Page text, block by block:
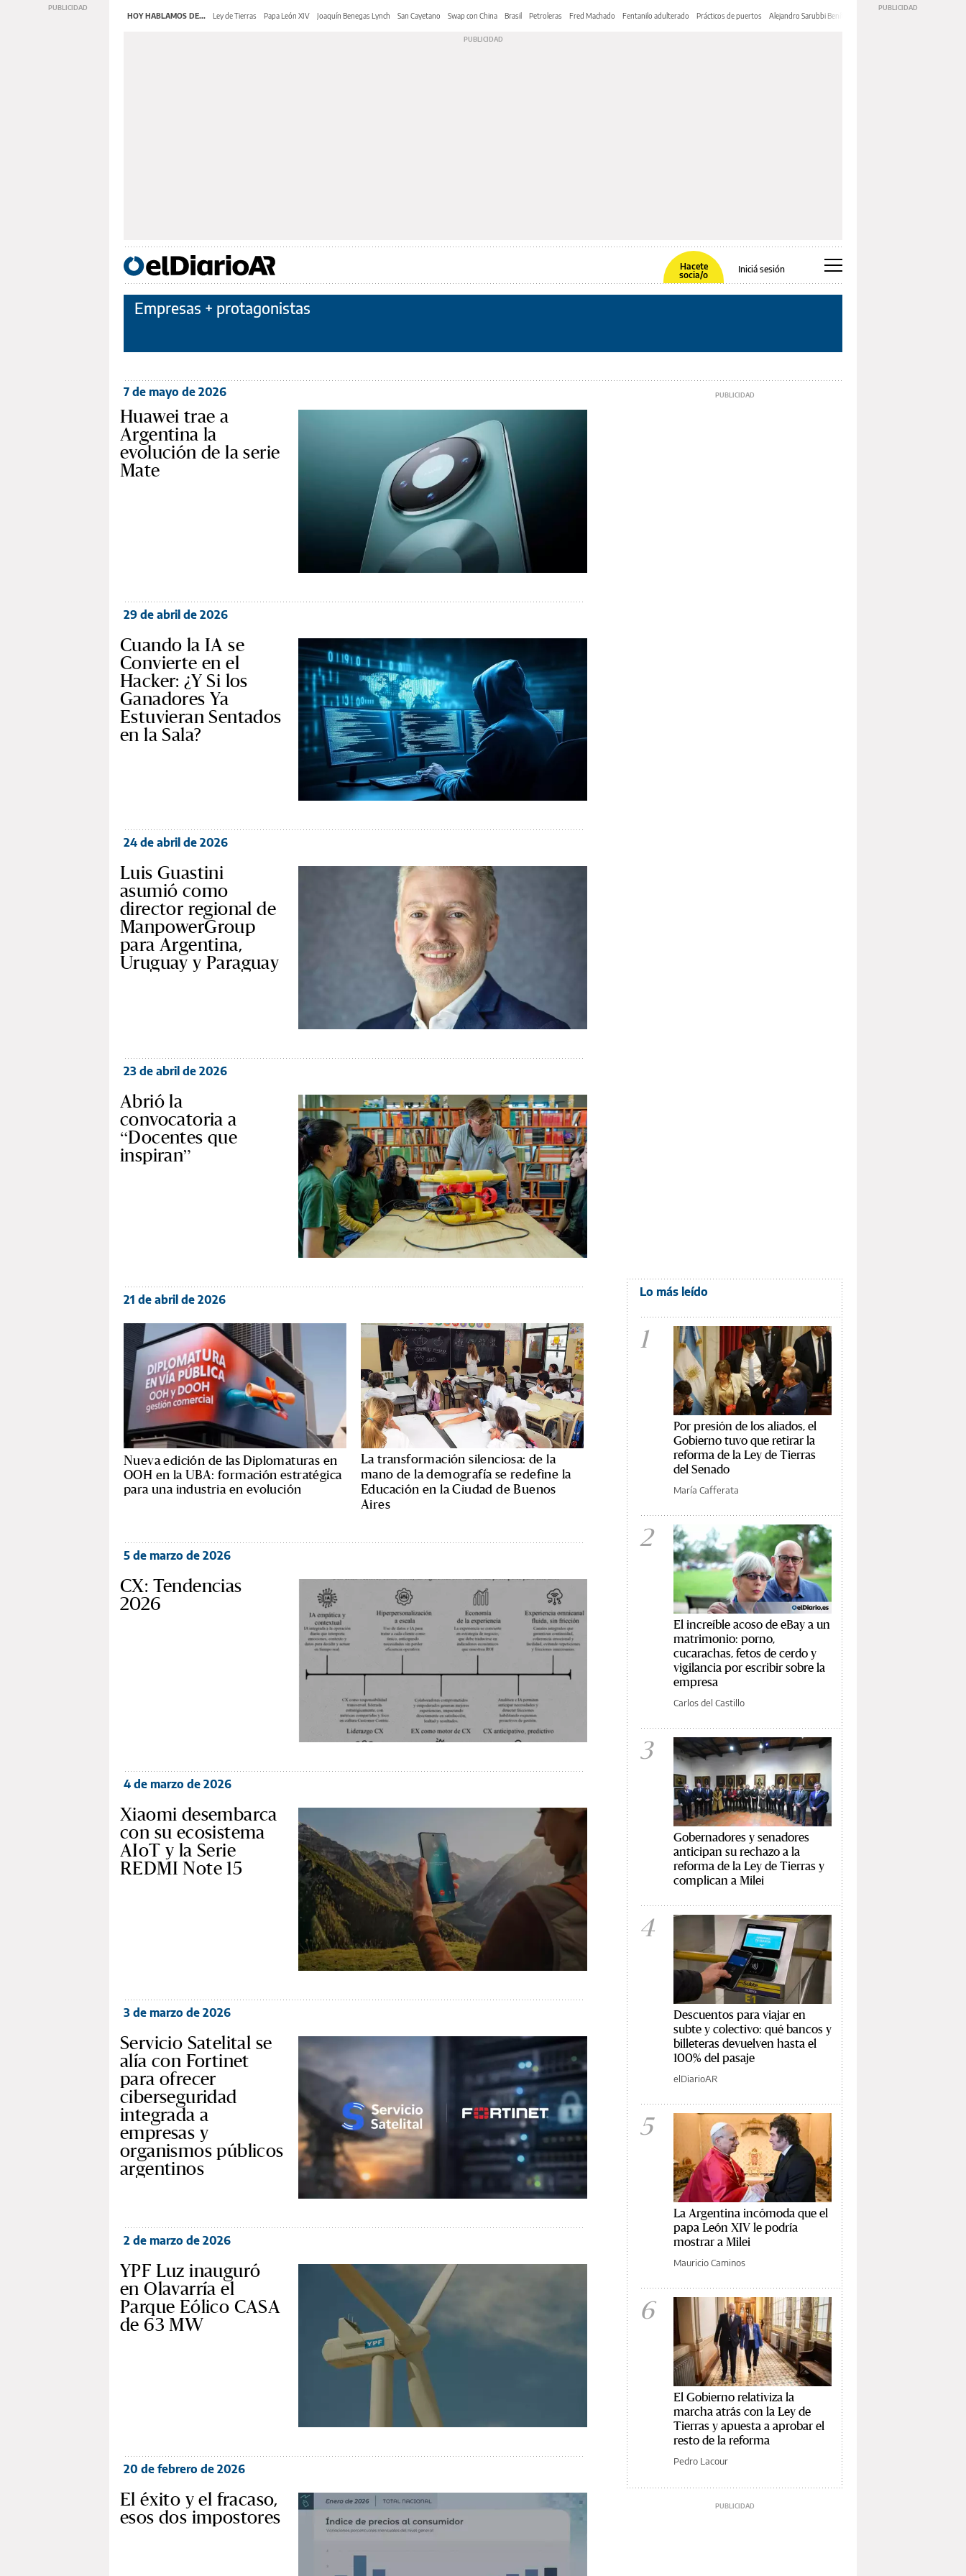
HOY HABLAMOS DE... Ley de Tierras Papa León XIV Joaquín Benegas Lynch San Cayetano Swap con China Brasil Petroleras Fred Machado Fentanilo adulterado Prácticos de puertos Alejandro Sarubbi Benítez
Hacete
socia/o
Iniciá sesión
Empresas + protagonistas
7 de mayo de 2026
Huawei trae a
Argentina la
evolución de la serie
Mate
29 de abril de 2026
Cuando la IA se
Convierte en el
Hacker: ¿Y Si los
Ganadores Ya
Estuvieran Sentados
en la Sala?
24 de abril de 2026
Luis Guastini
asumió como
director regional de
ManpowerGroup
para Argentina,
Uruguay y Paraguay
23 de abril de 2026
Abrió la
convocatoria a
“Docentes que
inspiran”
21 de abril de 2026
Nueva edición de las Diplomaturas en
OOH en la UBA: formación estratégica
para una industria en evolución
La transformación silenciosa: de la
mano de la demografía se redefine la
Educación en la Ciudad de Buenos
Aires
5 de marzo de 2026
CX: Tendencias
2026
4 de marzo de 2026
Xiaomi desembarca
con su ecosistema
AIoT y la Serie
REDMI Note 15
3 de marzo de 2026
Servicio Satelital se
alía con Fortinet
para ofrecer
ciberseguridad
integrada a
empresas y
organismos públicos
argentinos
2 de marzo de 2026
YPF Luz inauguró
en Olavarría el
Parque Eólico CASA
de 63 MW
20 de febrero de 2026
El éxito y el fracaso,
esos dos impostores
Lo más leído
1
Por presión de los aliados, el
Gobierno tuvo que retirar la
reforma de la Ley de Tierras
del Senado
María Cafferata
2
El increíble acoso de eBay a un
matrimonio: porno,
cucarachas, fetos de cerdo y
vigilancia por escribir sobre la
empresa
Carlos del Castillo
3
Gobernadores y senadores
anticipan su rechazo a la
reforma de la Ley de Tierras y
complican a Milei
4
Descuentos para viajar en
subte y colectivo: qué bancos y
billeteras devuelven hasta el
100% del pasaje
elDiarioAR
5
La Argentina incómoda que el
papa León XIV le podría
mostrar a Milei
Mauricio Caminos
6
El Gobierno relativiza la
marcha atrás con la Ley de
Tierras y apuesta a aprobar el
resto de la reforma
Pedro Lacour